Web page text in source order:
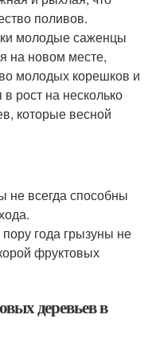
поливов.
молодые саженцы
на новом месте,
молодых корешков и
в рост на несколько
которые весной
всегда способны
года грызуны не
фруктовых
деревьев в